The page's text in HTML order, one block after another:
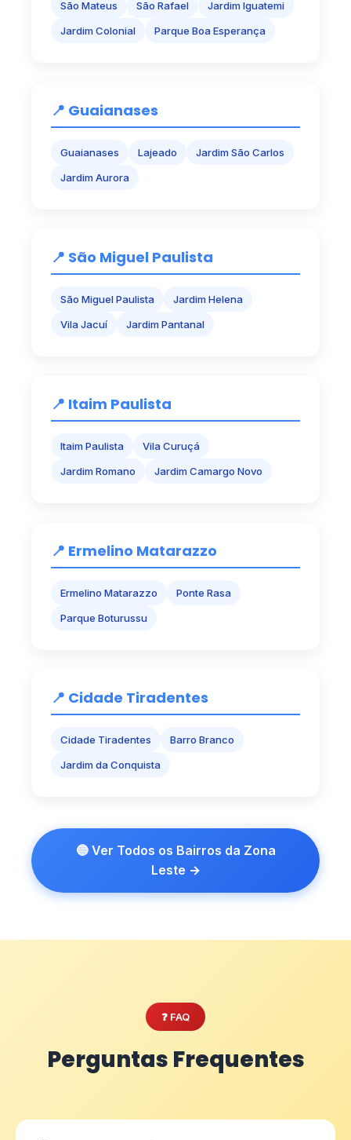
São Mateus São Rafael
Jardim Iguatemi
Jardim Colonial
Parque Boa Esperança
📍 Guaianases
Guaianases Lajeado
Jardim São Carlos
Jardim Aurora
📍 São Miguel Paulista
São Miguel Paulista
Jardim Helena
Vila Jacuí
Jardim Pantanal
📍 Itaim Paulista
Itaim Paulista
Vila Curuçá
Jardim Romano
Jardim Camargo Novo
📍 Ermelino Matarazzo
Ermelino Matarazzo
Ponte Rasa
Parque Boturussu
📍 Cidade Tiradentes
Cidade Tiradentes
Barro Branco
Jardim da Conquista
🔵 Ver Todos os Bairros da Zona
Leste →
❓ FAQ
Perguntas Frequentes